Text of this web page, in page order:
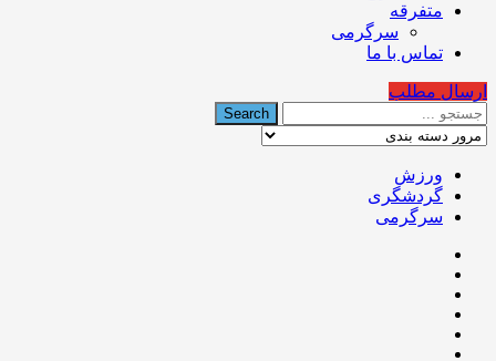
متفرقه
سرگرمی
تماس با ما
ارسال مطلب
ورزش
گردشگری
سرگرمی